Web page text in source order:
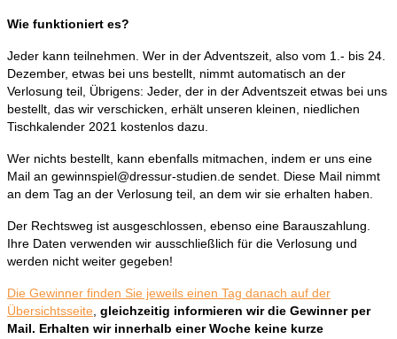
Wie funktioniert es?
Jeder kann teilnehmen. Wer in der Adventszeit, also vom 1.- bis 24.
Dezember, etwas bei uns bestellt, nimmt automatisch an der
Verlosung teil, Übrigens: Jeder, der in der Adventszeit etwas bei uns
bestellt, das wir verschicken, erhält unseren kleinen, niedlichen
Tischkalender 2021 kostenlos dazu.
Wer nichts bestellt, kann ebenfalls mitmachen, indem er uns eine
Mail an gewinnspiel@dressur-studien.de sendet. Diese Mail nimmt
an dem Tag an der Verlosung teil, an dem wir sie erhalten haben.
Der Rechtsweg ist ausgeschlossen, ebenso eine Barauszahlung.
Ihre Daten verwenden wir ausschließlich für die Verlosung und
werden nicht weiter gegeben!
Die Gewinner finden Sie jeweils einen Tag danach auf der
Übersichtsseite gleichzeitig informieren wir die Gewinner per
Mail. Erhalten wir innerhalb einer Woche keine kurze